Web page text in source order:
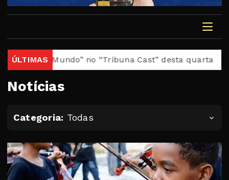
ÚLTIMASno “Tribuna Cast” desta quarta Casa da
Notícias
Categoria: Todas